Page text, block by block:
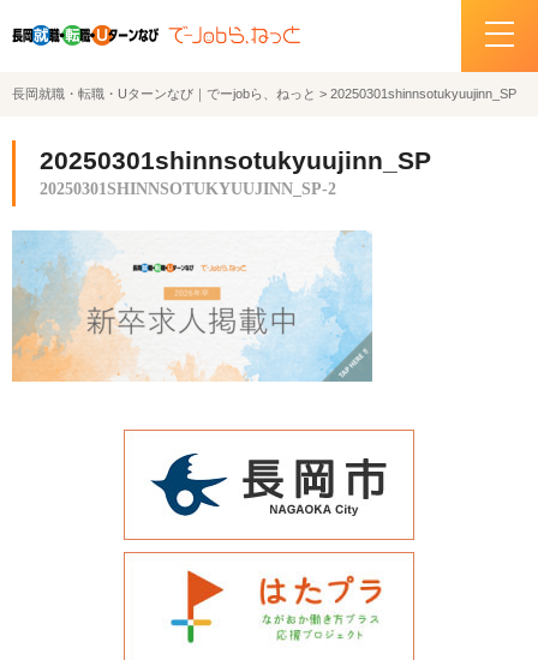
ホーム
イベント情報
企業・求人情報
サポートデスクの紹介
お問い合わせ
関連機関リンク
長岡就職・転職・Uターンなび｜でーjobら、ねっと > 20250301shinnsotukyuujinn_SP
20250301shinnsotukyuujinn_SP
20250301SHINNSOTUKYUUJINN_SP-2